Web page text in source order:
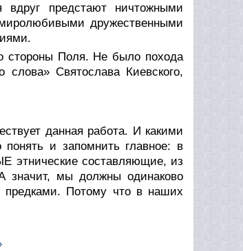
предстают ничтожными
дружественными
стороны Поля. Не было похода
Святослава Киевского,
данная работа. И какими
и запомнить главное: в
составляющие, из
значит, мы должны одинаково
предками. Потому что в наших